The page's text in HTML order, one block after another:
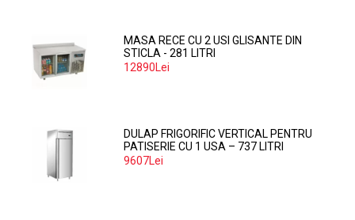
MASA RECE CU 2 USI GLISANTE DIN
STICLA - 281 LITRI
12890Lei
DULAP FRIGORIFIC VERTICAL PENTRU
PATISERIE CU 1 USA – 737 LITRI
9607Lei